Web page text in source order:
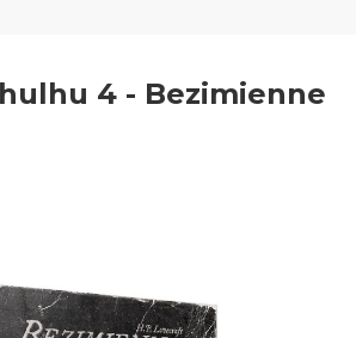
4 - Bezimienne